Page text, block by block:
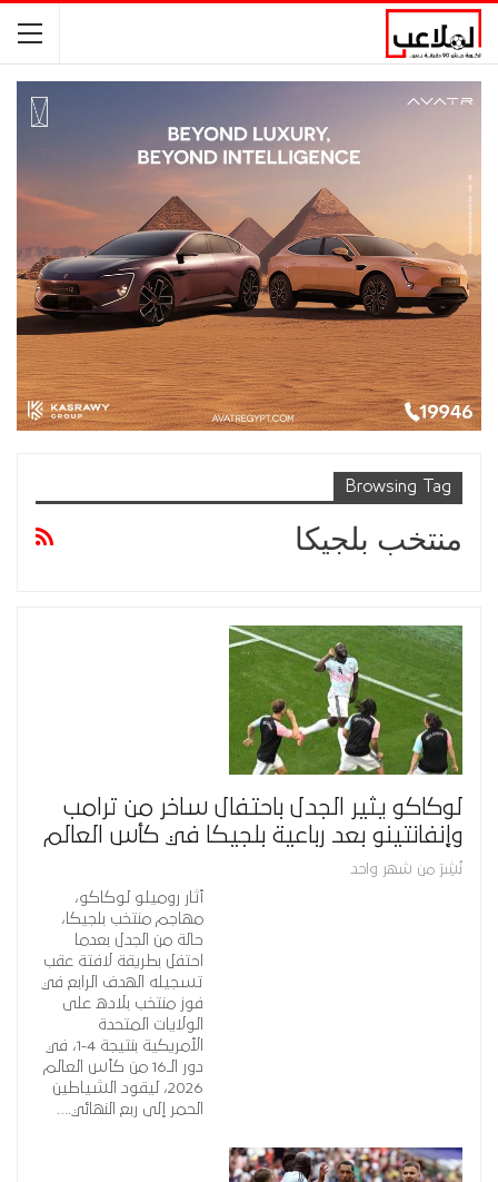
Browsing Tag
منتخب بلجيكا
لوكاكو يثير الجدل باحتفال ساخر من ترامب
وإنفانتينو بعد رباعية بلجيكا في كأس العالم
نُشِرَ من شهر واحد
أثار روميلو لوكاكو،
مهاجم منتخب بلجيكا،
حالة من الجدل بعدما
احتفل بطريقة لافتة عقب
تسجيله الهدف الرابع في
فوز منتخب بلاده على
الولايات المتحدة
الأمريكية بنتيجة 4-1، في
دور الـ16 من كأس العالم
2026، ليقود الشياطين
الحمر إلى ربع النهائي.…